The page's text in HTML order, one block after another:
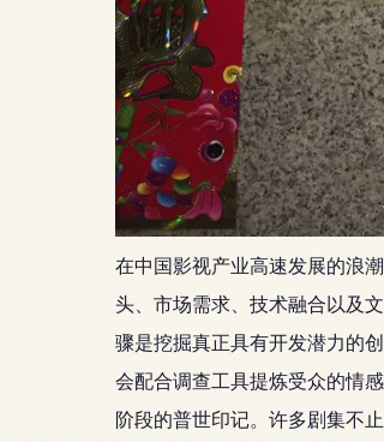
在中国影视产业高速发展的浪
头、市场需求、技术融合以及
骤是挖掘真正具有开发潜力的
会配合调查工具提炼受众的情
阶段的普世印记。许多剧集不